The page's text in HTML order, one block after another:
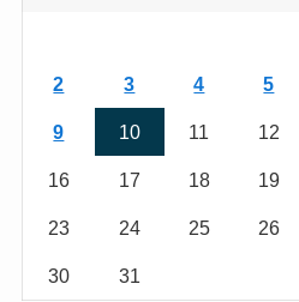
2 3 4 5
9 10 11 12
16 17 18 19
23 24 25 26
30 31